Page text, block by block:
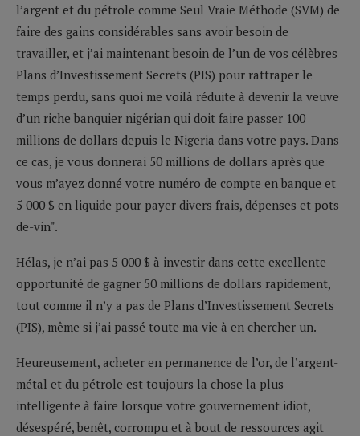
l’argent et du pétrole comme Seul Vraie Méthode (SVM) de
faire des gains considérables sans avoir besoin de
travailler, et j’ai maintenant besoin de l’un de vos célèbres
Plans d’Investissement Secrets (PIS) pour rattraper le
temps perdu, sans quoi me voilà réduite à devenir la veuve
d’un riche banquier nigérian qui doit faire passer 100
millions de dollars depuis le Nigeria dans votre pays. Dans
ce cas, je vous donnerai 50 millions de dollars après que
vous m’ayez donné votre numéro de compte en banque et
5 000 $ en liquide pour payer divers frais, dépenses et pots-
de-vin".
Hélas, je n’ai pas 5 000 $ à investir dans cette excellente
opportunité de gagner 50 millions de dollars rapidement,
tout comme il n’y a pas de Plans d’Investissement Secrets
(PIS), même si j’ai passé toute ma vie à en chercher un.
Heureusement, acheter en permanence de l’or, de l’argent-
métal et du pétrole est toujours la chose la plus
intelligente à faire lorsque votre gouvernement idiot,
désespéré, benêt, corrompu et à bout de ressources agit